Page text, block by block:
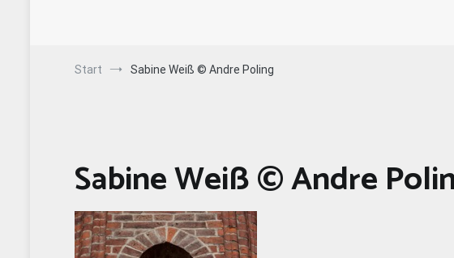
Start Sabine Weiß © Andre Poling
Sabine Weiß © Andre